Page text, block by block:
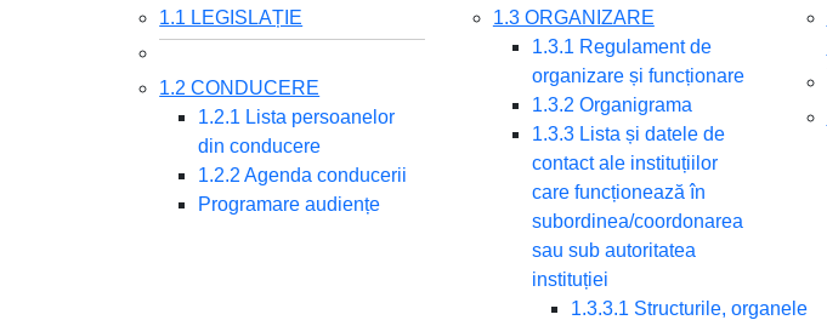
1.1 LEGISLAȚIE
1.2 CONDUCERE
1.2.1 Lista persoanelor
din conducere
1.2.2 Agenda conducerii
Programare audiențe
1.3 ORGANIZARE
1.3.1 Regulament de
organizare și funcționare
1.3.2 Organigrama
1.3.3 Lista și datele de
contact ale instituțiilor
care funcționează în
subordinea/coordonarea
sau sub autoritatea
instituției
1.3.3.1 Structurile, organele